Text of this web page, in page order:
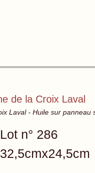
de la Croix Laval
Laval - Huile sur panneau
Lot n° 286
32,5cmx24,5cm